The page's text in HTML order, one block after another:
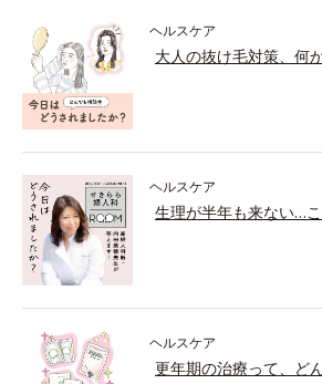
ヘルスケア
大人の抜け毛対策、何
ヘルスケア
生理が半年も来ない…
ヘルスケア
更年期の治療って、ど